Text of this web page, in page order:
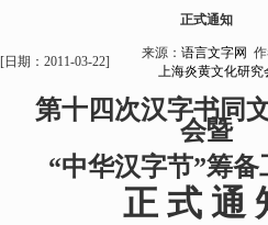
正式通知
[日期： 2011-03-22]
来源： 语言文字网
上海炎黄文化研究
第十四次汉字书同
会暨
“中华汉字节”筹备
正 式 通